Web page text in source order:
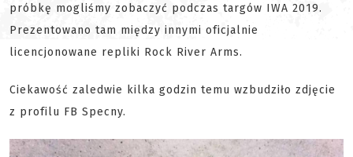
próbkę mogliśmy zobaczyć podczas targów IWA 2019.
Prezentowano tam między innymi oficjalnie
licencjonowane repliki Rock River Arms.
Ciekawość zaledwie kilka godzin temu wzbudziło zdjęcie
z profilu FB Specny.